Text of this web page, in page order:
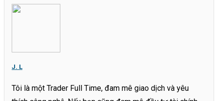
J. L
Tôi là một Trader Full Time, đam mê giao dịch và yêu